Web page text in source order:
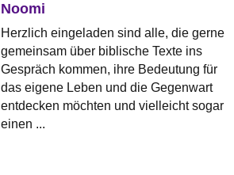
Noomi
Herzlich eingeladen sind alle, die gerne
gemeinsam über biblische Texte ins
Gespräch kommen, ihre Bedeutung für
das eigene Leben und die Gegenwart
entdecken möchten und vielleicht sogar
einen ...